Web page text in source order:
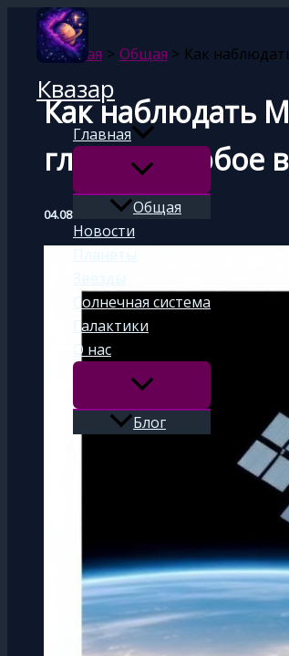
Перейти
содержимому
Квазар
Главная
Общая
Новости
Планеты
Звёзды
Солнечная система
Галактики
О нас
Блог
Главная Общая Как
Как наблюдать
глазом в любое
04.08.2025